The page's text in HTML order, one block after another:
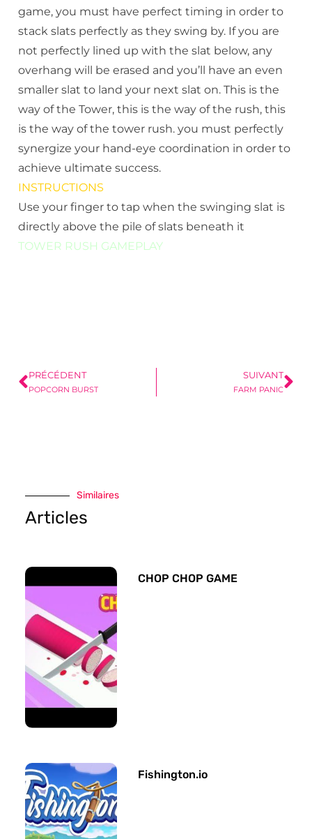
game, you must have perfect timing in order to
stack slats perfectly as they swing by. If you are
not perfectly lined up with the slat below, any
overhang will be erased and you’ll have an even
smaller slat to land your next slat on. This is the
way of the Tower, this is the way of the rush, this
is the way of the tower rush. you must perfectly
synergize your hand-eye coordination in order to
achieve ultimate success.
INSTRUCTIONS
Use your finger to tap when the swinging slat is
directly above the pile of slats beneath it
TOWER RUSH GAMEPLAY
PRÉCÉDENT
POPCORN BURST
SUIVANT
FARM PANIC
Similaires
Articles
CHOP CHOP GAME
Fishington.io